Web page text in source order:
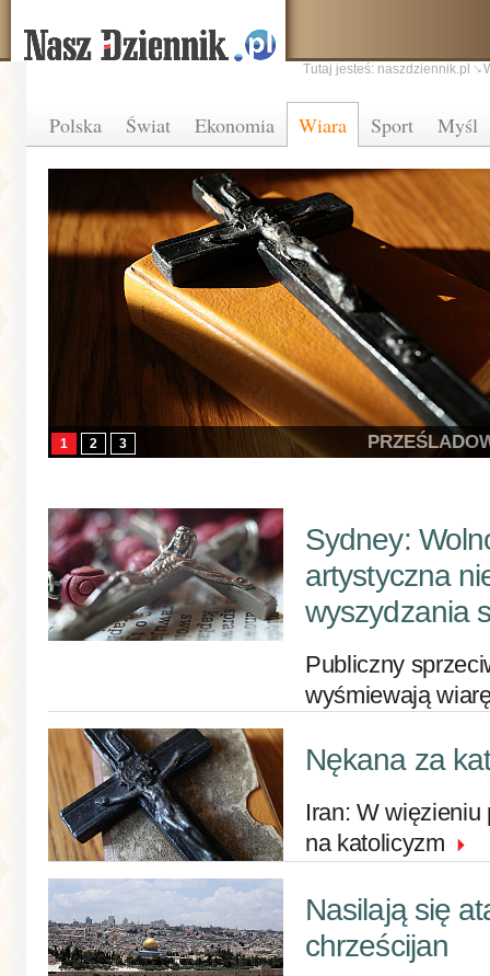
Polska Świat Ekonomia Wiara Sport Myśl
Tutaj jesteś: naszdziennik.pl
1 2 3
Sydney:
artystyczna
wyszydzania
Publiczny
wyśmiewają
Nękana za
Iran: W więzieniu
na katolicyzm
Nasilają się
chrześcijan